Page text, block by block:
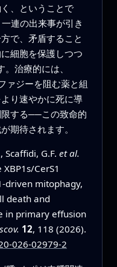
、ということで
連の出来事が引き
で、矛盾すること
細胞を保護しつつ
治療的には、
ァジーを阻む薬と組
り速やかに死に導
する──この致命的
期待されます。
Scaffidi, G.F. et al.
CerS1
driven mitophagy,
death and
in primary effusion
12, 118 (2026).
026-02979-2